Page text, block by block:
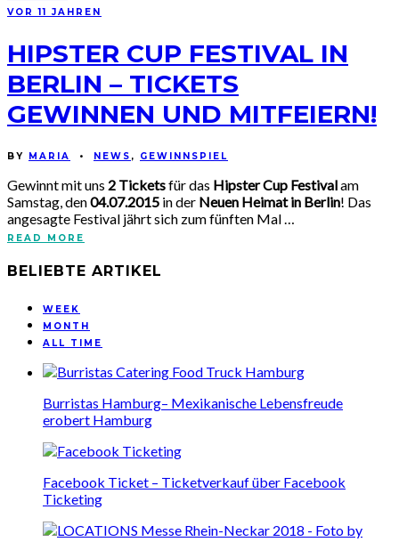
VOR 11 JAHREN
HIPSTER CUP FESTIVAL IN
BERLIN – TICKETS
GEWINNEN UND MITFEIERN!
BY MARIA • NEWS , GEWINNSPIEL
Gewinnt mit uns 2 Ticketsfür das Hipster Cup Festivalam
Samstag, den04.07.2015 in der Neuen Heimat in Berlin! Das
angesagte Festival jährt sich zum fünften Mal …
READ MORE
BELIEBTE ARTIKEL
WEEK
MONTH
ALL TIME
Burristas Hamburg– Mexikanische Lebensfreude
erobert Hamburg
Facebook Ticket – Ticketverkauf über Facebook
Ticketing